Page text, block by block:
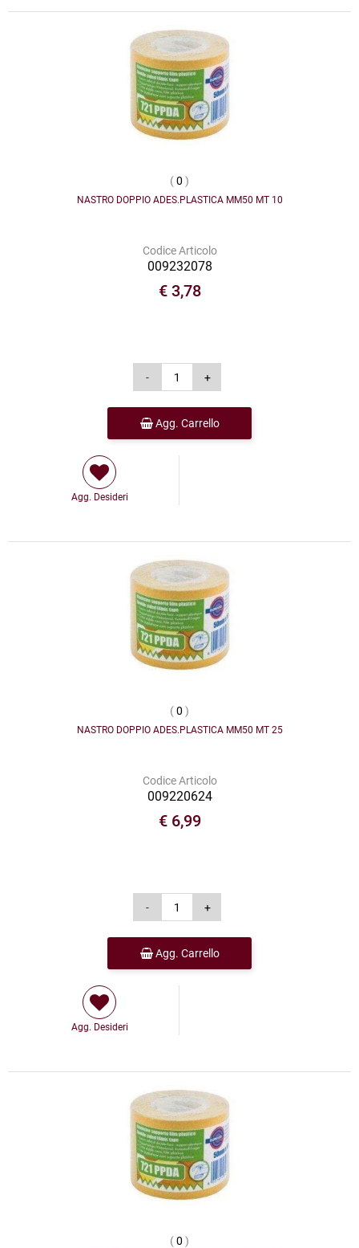
(0 )
NASTRO DOPPIO ADES.PLASTICA MM50 MT 10
Codice Articolo
009232078
€ 3,78
Agg. Carrello
Agg. Desideri
(0 )
NASTRO DOPPIO ADES.PLASTICA MM50 MT 25
Codice Articolo
009220624
€ 6,99
Agg. Carrello
Agg. Desideri
(0 )